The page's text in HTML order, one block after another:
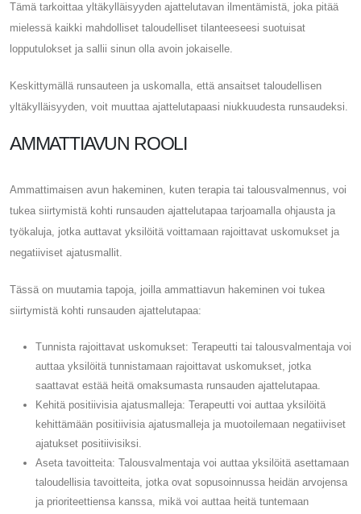
Tämä tarkoittaa yltäkylläisyyden ajattelutavan ilmentämistä, joka pitää
mielessä kaikki mahdolliset taloudelliset tilanteeseesi suotuisat
lopputulokset ja sallii sinun olla avoin jokaiselle.
Keskittymällä runsauteen ja uskomalla, että ansaitset taloudellisen
yltäkylläisyyden, voit muuttaa ajattelutapaasi niukkuudesta runsaudeksi.
AMMATTIAVUN ROOLI
Ammattimaisen avun hakeminen, kuten terapia tai talousvalmennus, voi
tukea siirtymistä kohti runsauden ajattelutapaa tarjoamalla ohjausta ja
työkaluja, jotka auttavat yksilöitä voittamaan rajoittavat uskomukset ja
negatiiviset ajatusmallit.
Tässä on muutamia tapoja, joilla ammattiavun hakeminen voi tukea
siirtymistä kohti runsauden ajattelutapaa:
Tunnista rajoittavat uskomukset: Terapeutti tai talousvalmentaja voi
auttaa yksilöitä tunnistamaan rajoittavat uskomukset, jotka
saattavat estää heitä omaksumasta runsauden ajattelutapaa.
Kehitä positiivisia ajatusmalleja: Terapeutti voi auttaa yksilöitä
kehittämään positiivisia ajatusmalleja ja muotoilemaan negatiiviset
ajatukset positiivisiksi.
Aseta tavoitteita: Talousvalmentaja voi auttaa yksilöitä asettamaan
taloudellisia tavoitteita, jotka ovat sopusoinnussa heidän arvojensa
ja prioriteettiensa kanssa, mikä voi auttaa heitä tuntemaan